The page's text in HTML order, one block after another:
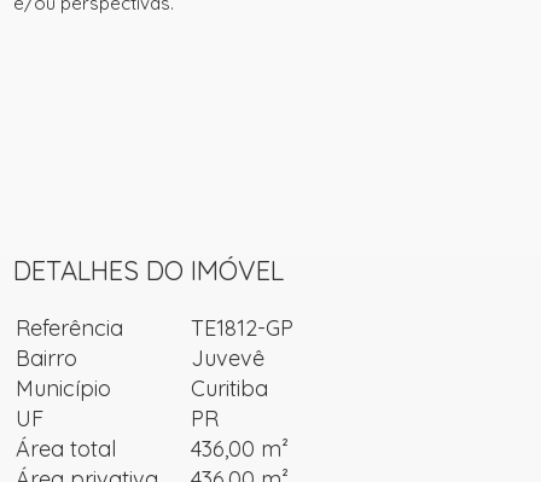
DETALHES DO IMÓVEL
Referência
TE1812-GP
Bairro
Juvevê
Município
Curitiba
UF
PR
Área total
436,00 m²